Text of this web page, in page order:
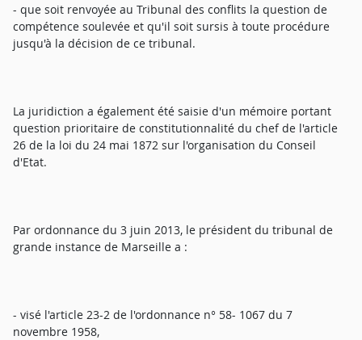
- que soit renvoyée au Tribunal des conflits la question de
compétence soulevée et qu'il soit sursis à toute procédure
jusqu'à la décision de ce tribunal.
La juridiction a également été saisie d'un mémoire portant
question prioritaire de constitutionnalité du chef de l'article
26 de la loi du 24 mai 1872 sur l'organisation du Conseil
d'Etat.
Par ordonnance du 3 juin 2013, le président du tribunal de
grande instance de Marseille a :
- visé l'article 23-2 de l'ordonnance n° 58- 1067 du 7
novembre 1958,